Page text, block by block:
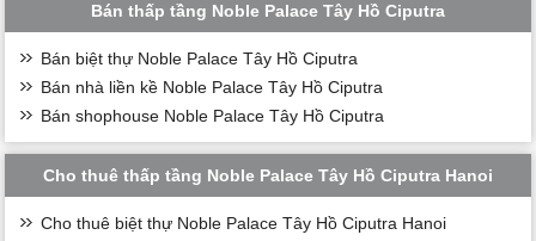
Bán thấp tầng Noble Palace Tây Hồ Ciputra
Bán biệt thự Noble Palace Tây Hồ Ciputra
Bán nhà liền kề Noble Palace Tây Hồ Ciputra
Bán shophouse Noble Palace Tây Hồ Ciputra
Cho thuê thấp tầng Noble Palace Tây Hồ Ciputra Hanoi
Cho thuê biệt thự Noble Palace Tây Hồ Ciputra Hanoi